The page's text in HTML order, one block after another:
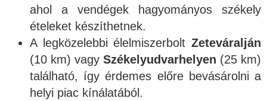
ahol a vendégek hagyományos székely
ételeket készíthetnek.
A legközelebbi élelmiszerbolt Zeteváralján
(10 km) vagy Székelyudvarhelyen (25 km)
található, így érdemes előre bevásárolni a
helyi piac kínálatából.